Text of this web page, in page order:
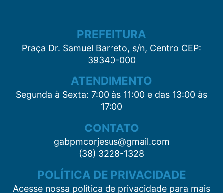
PREFEITURA
Praça Dr. Samuel Barreto, s/n, Centro CEP:
39340-000
ATENDIMENTO
Segunda à Sexta: 7:00 às 11:00 e das 13:00 às
17:00
CONTATO
gabpmcorjesus@gmail.com
(38) 3228-1328
POLÍTICA DE PRIVACIDADE
Acesse nossa política de privacidade para mais